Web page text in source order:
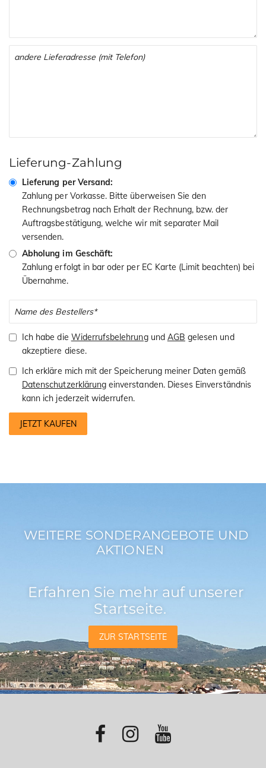
Lieferung-Zahlung
Lieferung per Versand:
Zahlung per Vorkasse. Bitte überweisen Sie den
Rechnungsbetrag nach Erhalt der Rechnung, bzw. der
Auftragsbestätigung, welche wir mit separater Mail
versenden.
Abholung im Geschäft:
Zahlung erfolgt in bar oder per EC Karte (Limit beachten) bei
Übernahme.
Ich habe die Widerrufsbelehrungund AGB gelesen und
akzeptiere diese.
Ich erkläre mich mit der Speicherung meiner Daten gemäß
Datenschutzerklärung einverstanden. Dieses Einverständnis
kann ich jederzeit widerrufen.
JETZT KAUFEN
WEITERE SONDERANGEBOTE UND
AKTIONEN
Erfahren Sie mehr auf unserer
Startseite.
ZUR STARTSEITE